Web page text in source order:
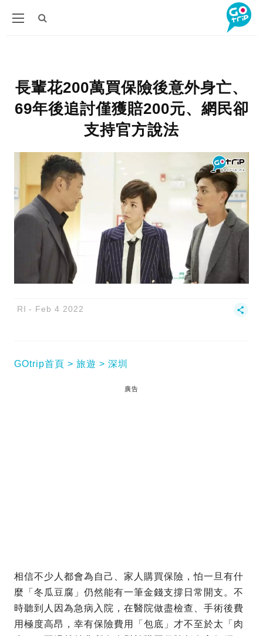
長輩花200萬買保險後意外身亡、
69年後追討僅獲賠200元、網民卻
支持官方說法
RI Feb 4 2022
GOtrip首頁 旅遊 深圳
廣告
相信不少人都會為自己、家人購買保險，怕一旦有什
麼「冬瓜豆腐」仍然能有一筆金錢支撐日常開支。不
時聽到人因為急病入院，在醫院做盡檢查、手術後費
用極度高昂，幸有保險費用「包底」才不至於太「肉